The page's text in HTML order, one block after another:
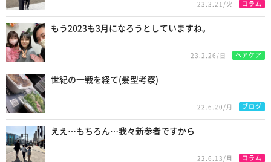
23.3.21/火 コラム
もう2023も3月になろうとしていますね。
23.2.26/日 ヘアケア
世紀の一戦を経て(髪型考察)
22.6.20/月 ブログ
ええ…もちろん…我々新参者ですから
22.6.13/月 コラム